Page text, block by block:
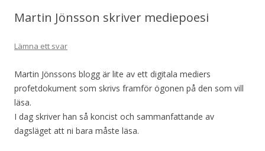
Martin Jönsson skriver mediepoesi
Lämna ett svar
Martin Jönssons blogg är lite av ett digitala mediers
profetdokument som skrivs framför ögonen på den som vill
läsa.
I dag skriver han så koncist och sammanfattande av
dagsläget att ni bara måste läsa.